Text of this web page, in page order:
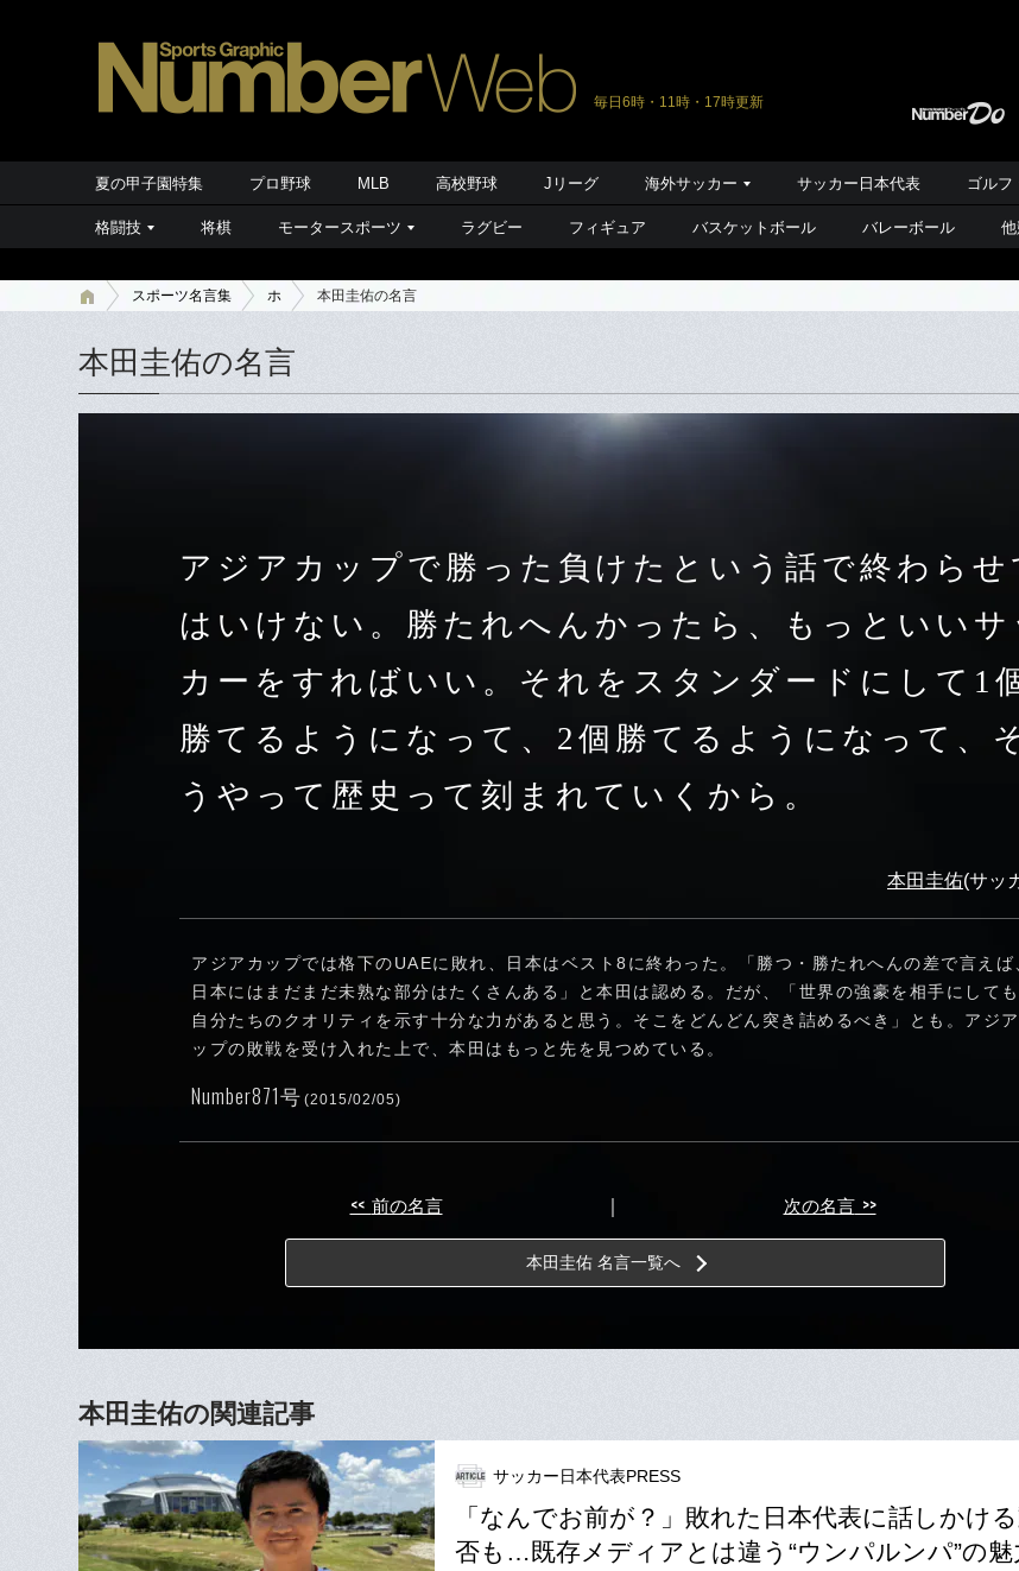
毎日6時・11時・17時更新
夏の甲子園特集 プロ野球 MLB 高校野球 Jリーグ 海外サッカー サッカー日本代表 ゴルフ
格闘技 将棋 モータースポーツ ラグビー フィギュア バスケットボール バレーボール
スポーツ名言集 ホ 本田圭佑の名言
本田圭佑の名言
アジアカップで勝った負けたという話で終わらせ
はいけない。勝たれへんかったら、もっといいサ
カーをすればいい。それをスタンダードにして1
勝てるようになって、2個勝てるようになって、
うやって歴史って刻まれていくから。
本田圭佑(サッ
アジアカップでは格下のUAEに敗れ、日本はベスト8に終わった。「勝つ・勝たれへんの差で言えば
日本にはまだまだ未熟な部分はたくさんある」と本田は認める。だが、「世界の強豪を相手にしても
自分たちのクオリティを示す十分な力があると思う。そこをどんどん突き詰めるべき」とも。アジ
ップの敗戦を受け入れた上で、本田はもっと先を見つめている。
Number871号 (2015/02/05)
<< 前の名言 次の名言>>
本田圭佑 名言一覧へ
本田圭佑の関連記事
サッカー日本代表PRESS
「なんでお前が？」敗れた日本代表に話しかけ
否も…既存メディアとは違う“ウンパルンパ”の魅